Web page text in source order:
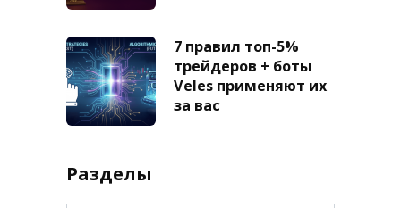
7 правил топ-5%
трейдеров + боты
Veles применяют их
за вас
Разделы